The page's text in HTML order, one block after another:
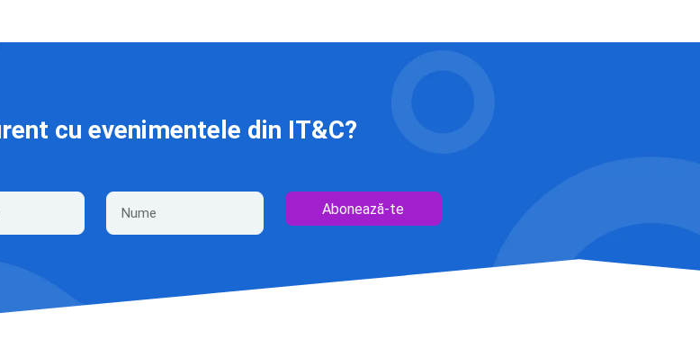
cu evenimentele din IT&C?
Abonează-te